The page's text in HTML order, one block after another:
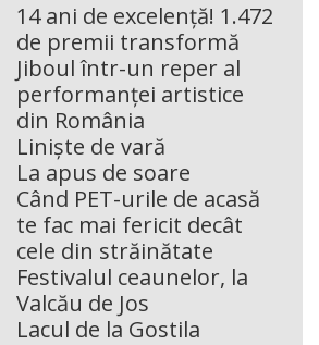
14 ani de excelență! 1.472
de premii transformă
Jiboul într-un reper al
performanței artistice
din România
Liniște de vară
La apus de soare
Când PET-urile de acasă
te fac mai fericit decât
cele din străinătate
Festivalul ceaunelor, la
Valcău de Jos
Lacul de la Gostila